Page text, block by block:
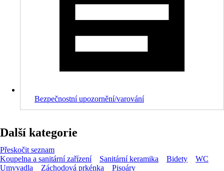
Bezpečnostní upozornění/varování
Další kategorie
Přeskočit seznam
Koupelna a sanitární zařízení
Sanitární keramika Bidety
WC
Umyvadla
Záchodová prkénka
Pisoáry